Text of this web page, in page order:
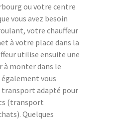
ou votre centre
vous avez besoin
votre chauffeur
à votre place dans la
utilise ensuite une
à monter dans le
également vous
transport adapté pour
(transport
Quelques